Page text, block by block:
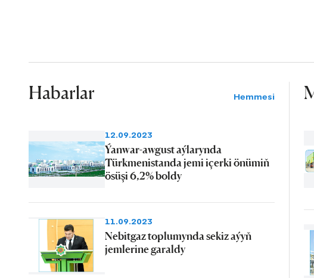
Habarlar Hemmesi
12.09.2023
Ýanwar-awgust aýlarynda
Türkmenistanda jemi içerki önümiň
ösüşi 6,2% boldy
11.09.2023
Nebitgaz toplumynda sekiz aýyň
jemlerine garaldy